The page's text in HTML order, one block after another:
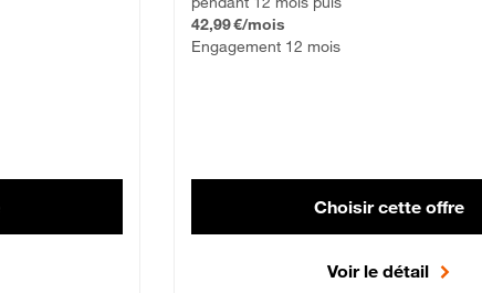
42,99 €/mois
Engagement 12 mois
Choisir cette offre
Voir le détail